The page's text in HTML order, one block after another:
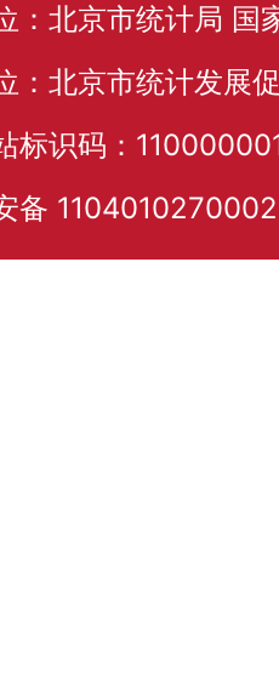
：北京市统计局 国
：北京市统计发展
标识码：
备